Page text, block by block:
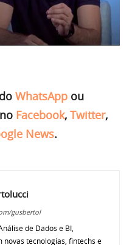
WhatsApp ou
Facebook, Twitter,
News.
gusbertol
de Dados e BI,
novas tecnologias, fintechs e